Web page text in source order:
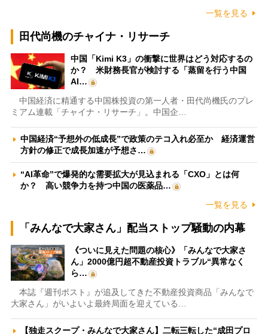
一覧を見る
田代尚機のチャイナ・リサーチ
中国「Kimi K3」の衝撃に世界はどう対応するの
か？ 米財務長官が検討する「蒸留を行う中国
AI…
中国経済に精通する中国株投資の第一人者・田代尚機氏のプレ
ミアム連載「チャイナ・リサーチ」。中国企…
中国経済“予想外の低成長”で政策のテコ入れ必至か 経済運営
方針の修正で成長加速が予想さ…
“AI革命”で爆発的な需要拡大が見込まれる「CXO」とは何
か？ 高い競争力を持つ中国の医薬品…
一覧を見る
「みんなで大家さん」配当ストップ騒動の内幕
《ついに見えた問題の核心》「みんなで大家さ
ん」2000億円超不動産投資トラブル“異常なく
ら…
本誌『週刊ポスト』が追及してきた不動産投資商品「みんなで
大家さん」がいよいよ最終局面を迎えている…
【独走スクープ・みんなで大家さん】二転三転した“成田プロ